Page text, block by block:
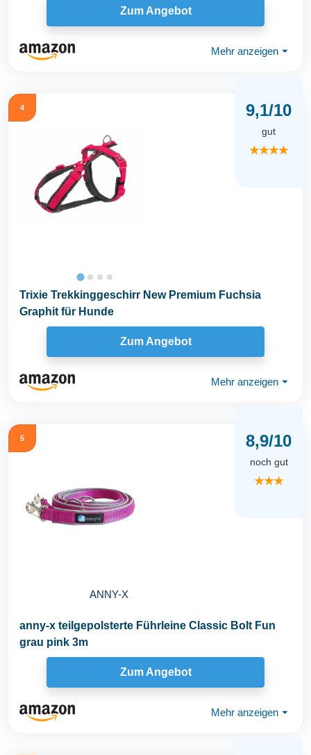
Zum Angebot
Mehr anzeigen ⏷
4 9,1/10
gut
★★★★
Trixie Trekkinggeschirr New Premium Fuchsia
Graphit für Hunde
Zum Angebot
Mehr anzeigen ⏷
5
ANNY-X
8,9/10
noch gut
★★★
anny-x teilgepolsterte Führleine Classic Bolt Fun
grau pink 3m
Zum Angebot
Mehr anzeigen ⏷